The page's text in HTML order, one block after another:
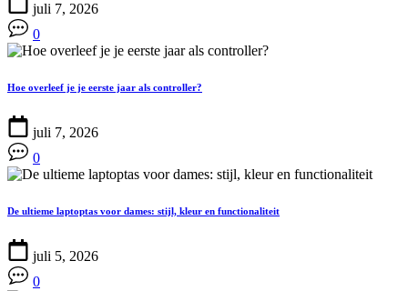
juli 7, 2026
0
Hoe overleef je je eerste jaar als controller?
juli 7, 2026
0
De ultieme laptoptas voor dames: stijl, kleur en functionaliteit
juli 5, 2026
0